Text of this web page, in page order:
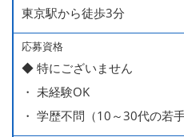
＜給与モデル＞
450万円／社員（20代・入社
ー持ち）
490万円／店長代理（20代・
ラブラブな新婚さん）
東京駅から徒歩3分
応募資格
◆ 特にございません
・ 未経験OK
・ 学歴不問（10～30代の若